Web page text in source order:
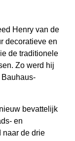
Henry van de
decoratieve en
de traditionele
Zo werd hij
bevattelijk
en
naar de drie